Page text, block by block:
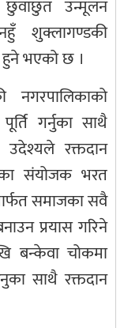
उन्मूलन
शुक्लागण्डकी
हुने भएको छ ।
नगरपालिकाको
गर्नुका साथै
रक्तदान
संयोजक भरत
समाजका सवै
प्रयास गरिने
बन्केवा चोकमा
साथै रक्तदान